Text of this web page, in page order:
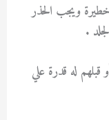
خطيرة ويجب الحذر
.
قبلهم له قدرة علي